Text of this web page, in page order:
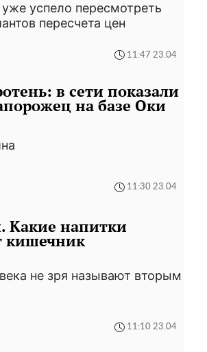
успело пересмотреть
пересчета цен
11:47 23.04
в сети показали
на базе Оки
11:30 23.04
Какие напитки
кишечник
не зря называют вторым
11:10 23.04